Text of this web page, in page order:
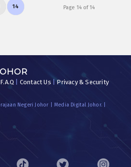
Page 14 of 14
14
F.A.Q Contact Us |Privacy & Security
Negeri Johor | Media Digital Johor. |